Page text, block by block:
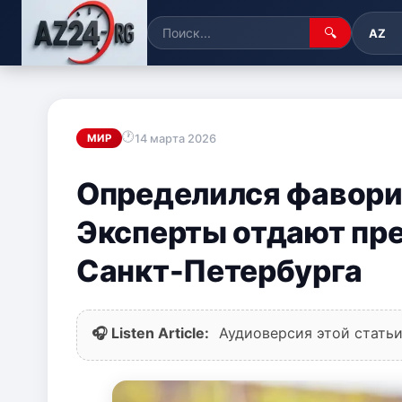
🔍 AZ
МИР 14 марта 2026
Определился
Эксперты отдают
Санкт-Петербурга
🎧 Listen Article: Аудиоверсия этой